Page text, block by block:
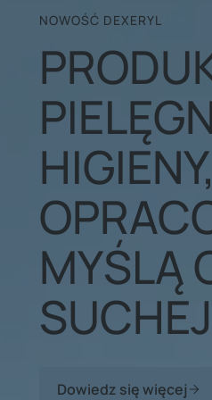
NOWOŚĆ DEXERYL
HIGIENY,
MYŚLĄ
SUCHEJ
Dowiedz się więcej